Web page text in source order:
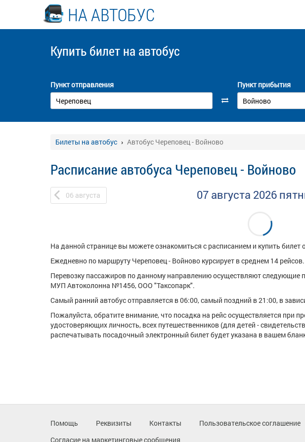
НА АВТОБУС
Купить билет на автобус
Пункт отправления Пункт прибытия
Билеты на автобус Автобус Череповец - Войново
Расписание автобуса Череповец - Войново
06 августа 07 августа 2026
На данной странице вы можете ознакомиться с расписанием и купить билет
Ежедневно по маршруту Череповец - Войново курсирует в среднем 14 рейсов.
Перевозку пассажиров по данному направлению осуществляют следующие
МУП Автоколонна №1456, ООО "Таксопарк".
Самый ранний автобус отправляется в 06:00, самый поздний в 21:00, в
Пожалуйста, обратите внимание, что посадка на рейс осуществляется при
удостоверяющих личность, всех путешественников (для детей -
распечатывать посадочный электронный билет будет указана в вашем
Помощь Реквизиты Контакты Пользовательское соглашение
Согласие на маркетинговые сообщения